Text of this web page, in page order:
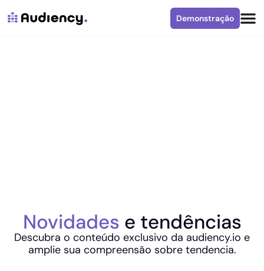
Demonstração
Novidades e tendências
Descubra o conteúdo exclusivo da audiency.io e
amplie sua compreensão sobre tendencia.